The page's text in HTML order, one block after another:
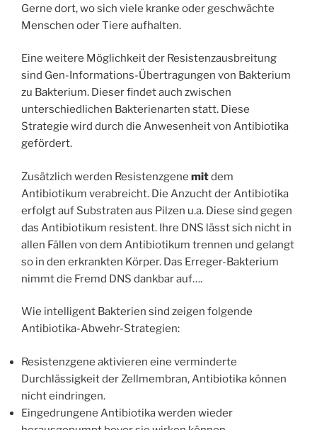
Gerne dort, wo sich viele kranke oder geschwächte
Menschen oder Tiere aufhalten.
Eine weitere Möglichkeit der Resistenzausbreitung
sind Gen-Informations-Übertragungen von Bakterium
zu Bakterium. Dieser findet auch zwischen
unterschiedlichen Bakterienarten statt. Diese
Strategie wird durch die Anwesenheit von Antibiotika
gefördert.
Zusätzlich werden Resistenzgene mitdem
Antibiotikum verabreicht. Die Anzucht der Antibiotika
erfolgt auf Substraten aus Pilzen u.a. Diese sind gegen
das Antibiotikum resistent. Ihre DNS lässt sich nicht in
allen Fällen von dem Antibiotikum trennen und gelangt
so in den erkrankten Körper. Das Erreger-Bakterium
nimmt die Fremd DNS dankbar auf….
Wie intelligent Bakterien sind zeigen folgende
Antibiotika-Abwehr-Strategien:
Resistenzgene aktivieren eine verminderte
Durchlässigkeit der Zellmembran, Antibiotika können
nicht eindringen.
Eingedrungene Antibiotika werden wieder